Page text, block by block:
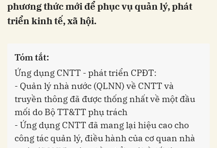
phương thức mới để phục vụ quản lý, phát
triển kinh tế, xã hội.
Tóm tắt:
Ứng dụng CNTT - phát triển CPĐT:
- Quản lý nhà nước (QLNN) về CNTT và
truyền thông đã được thống nhất về một đầu
mối do Bộ TT&TT phụ trách
- Ứng dụng CNTT đã mang lại hiệu cao cho
công tác quản lý, điều hành của cơ quan nhà